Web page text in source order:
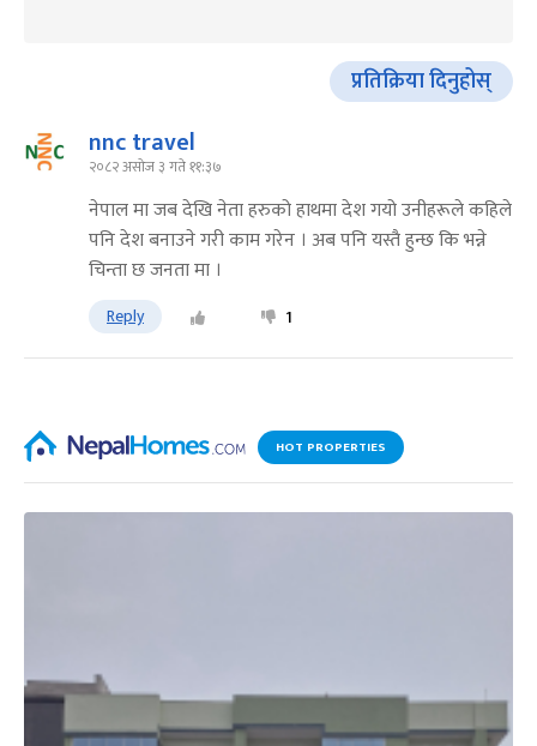
प्रतिक्रिया दिनुहोस्
nnc travel
२०८२ असोज ३ गते ११:३७
नेपाल मा जब देखि नेता हरुको हाथमा देश गयो उनीहरूले कहिले
पनि देश बनाउने गरी काम गरेन । अब पनि यस्तै हुन्छ कि भन्ने
चिन्ता छ जनता मा ।
Reply 1
HOT PROPERTIES